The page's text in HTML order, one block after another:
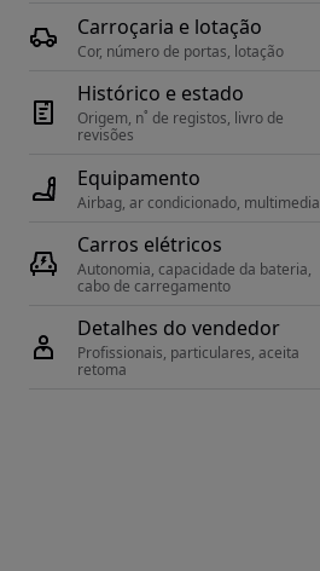
Carroçaria e lotação
Cor, número de portas, lotação
Histórico e estado
Origem, n˚ de registos, livro de
revisões
Equipamento
Airbag, ar condicionado, multimedia
Carros elétricos
Autonomia, capacidade da bateria,
cabo de carregamento
Detalhes do vendedor
Profissionais, particulares, aceita
retoma